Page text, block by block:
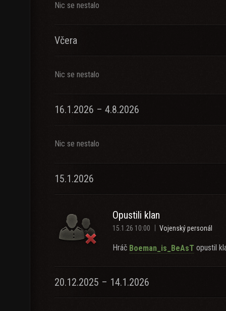
Nic se nestalo
Včera
Nic se nestalo
16.1.2026 – 4.8.2026
Nic se nestalo
15.1.2026
Opustili klan
15.1.26 10:00 Vojenský personál
Hráč Boeman_is_BeAsT opustil
20.12.2025 – 14.1.2026